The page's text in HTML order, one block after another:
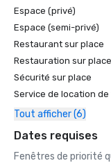
Espace (privé)
Espace (semi-privé)
Restaurant sur place
Restauration sur place
Sécurité sur place
Service de location
Tout afficher (6)
Dates requises
Fenêtres de priorité